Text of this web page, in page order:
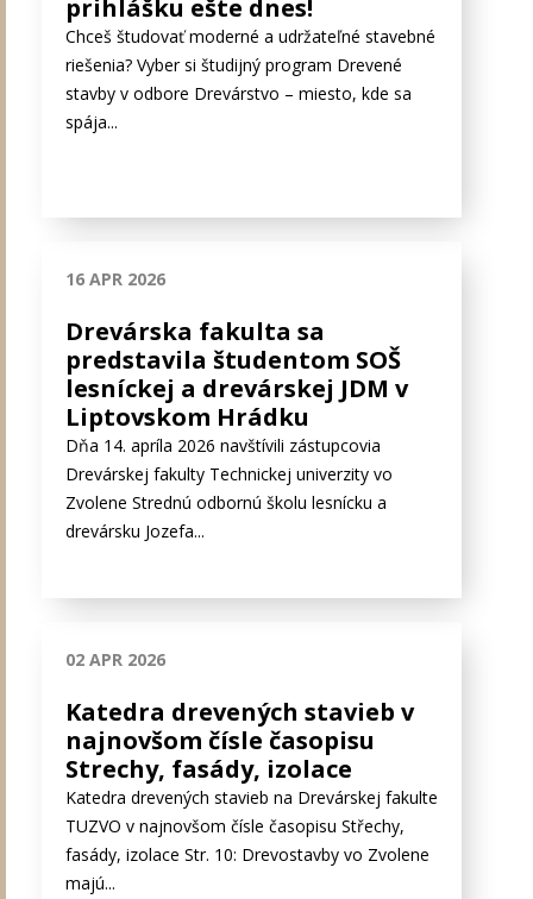
prihlášku ešte dnes!
Chceš študovať moderné a udržateľné stavebné
riešenia? Vyber si študijný program Drevené
stavby v odbore Drevárstvo – miesto, kde sa
spája...
16 APR 2026
Drevárska fakulta sa
predstavila študentom SOŠ
lesníckej a drevárskej JDM v
Liptovskom Hrádku
Dňa 14. apríla 2026 navštívili zástupcovia
Drevárskej fakulty Technickej univerzity vo
Zvolene Strednú odbornú školu lesnícku a
drevársku Jozefa...
02 APR 2026
Katedra drevených stavieb v
najnovšom čísle časopisu
Strechy, fasády, izolace
Katedra drevených stavieb na Drevárskej fakulte
TUZVO v najnovšom čísle časopisu Střechy,
fasády, izolace Str. 10: Drevostavby vo Zvolene
majú...